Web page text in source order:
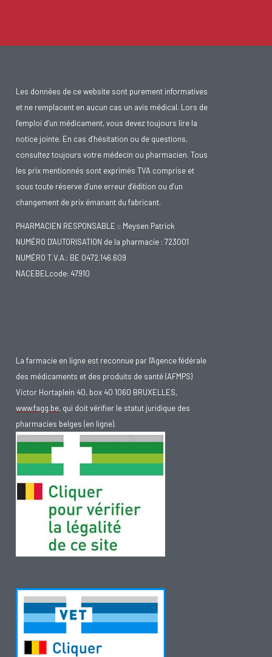
Les données de ce website sont purement informatives
et ne remplacent en aucun cas un avis médical. Lors de
l’emploi d’un médicament, vous devez toujours lire la
notice jointe. En cas d’hésitation ou de questions,
consultez toujours votre médecin ou pharmacien. Tous
les prix mentionnés sont exprimés TVA comprise et
sous toute réserve d’une erreur d’édition ou d’un
changement de prix émanant du fabricant.
PHARMACIEN RESPONSABLE :: Meysen Patrick
NUMÉRO D'AUTORISATION de la pharmacie : 723001
NUMÉRO T.V.A.: BE 0472.146.609
NACEBELcode: 47910
La farmacie en ligne est reconnue par l'Agence fédérale
des médicaments et des produits de santé (AFMPS)
Victor Hortaplein 40, box 40 1060 BRUXELLES,
www.fagg.be, qui doit vérifier le statut juridique des
pharmacies belges (en ligne).